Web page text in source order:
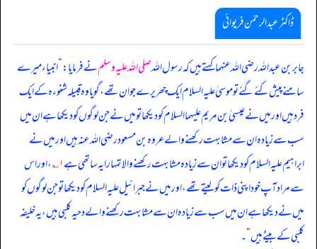
ڈاکٹر عبدالرحمٰن فریوائی
جابر بن عبداللہ رضی الله عنہما کہتے ہیں کہرسول اللہصلی اللہ علیہ وسلمنے فرمایا:”انبیاء میرے
سامنے پیش کئے گئے تو موسیٰ علیہ السلام ایک چھریرے جوان تھے، گویا وہ قبیلہ شنوءہ کے ایک
فرد ہیں اور میں نے عیسیٰ بن مریم علیہما السلام کو دیکھا تو میں نے جن لوگوں کو دیکھا ہے ان میں
سب سے زیادہ ان سے مشابہت رکھنے والے عروہ بن مسعود رضی الله عنہ ہیں اور میں نے
ابراہیم علیہ السلام کو دیکھا تو ان سے زیادہ مشابہت رکھنے والا تمہارا یہ ساتھی ہے۱؎ ، اور اس
سے مراد آپ خود اپنی ذات کو لیتے تھے، اور میں نے جبرائیل علیہ السلام کو دیکھا تو جن لوگوں کو
میں نے دیکھا ہے ان میں سب سے زیادہ ان سے مشابہت رکھنے والے دحیہ کلبی ہیں، یہ خلیفہ
کلبی کے بیٹے ہیں“۔